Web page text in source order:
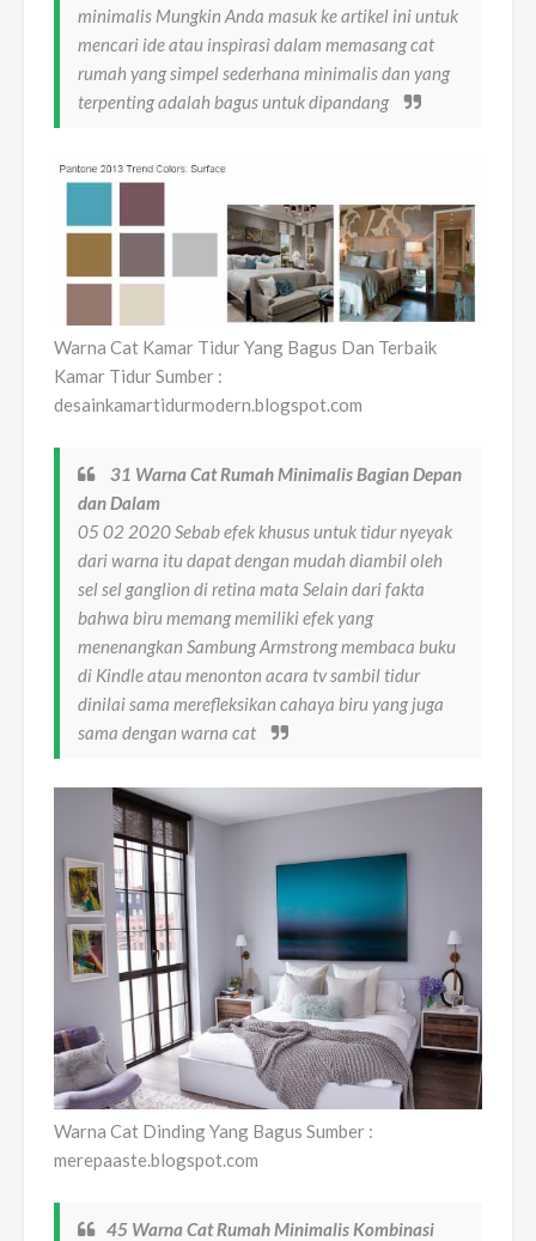
minimalis Mungkin Anda masuk ke artikel ini untuk
mencari ide atau inspirasi dalam memasang cat
rumah yang simpel sederhana minimalis dan yang
terpenting adalah bagus untuk dipandang
Warna Cat Kamar Tidur Yang Bagus Dan Terbaik
Kamar Tidur Sumber :
desainkamartidurmodern.blogspot.com
31 Warna Cat Rumah Minimalis Bagian Depan
dan Dalam
05 02 2020 Sebab efek khusus untuk tidur nyeyak
dari warna itu dapat dengan mudah diambil oleh
sel sel ganglion di retina mata Selain dari fakta
bahwa biru memang memiliki efek yang
menenangkan Sambung Armstrong membaca buku
di Kindle atau menonton acara tv sambil tidur
dinilai sama merefleksikan cahaya biru yang juga
sama dengan warna cat
Warna Cat Dinding Yang Bagus Sumber :
merepaaste.blogspot.com
45 Warna Cat Rumah Minimalis Kombinasi